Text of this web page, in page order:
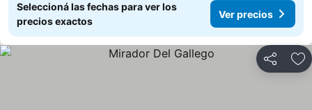
Seleccioná las fechas para ver los
precios exactos
Ver precios
Compartir